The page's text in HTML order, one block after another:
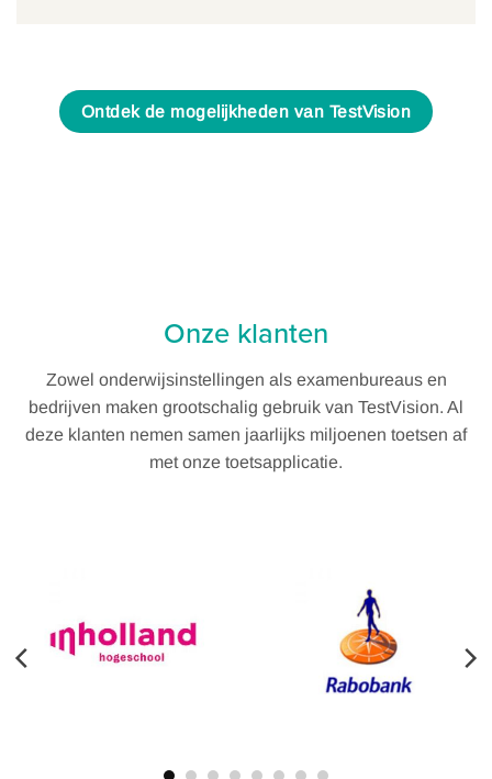
Ontdek de mogelijkheden van TestVision
Onze klanten
Zowel onderwijsinstellingen als examenbureaus en
bedrijven maken grootschalig gebruik van TestVision. Al
deze klanten nemen samen jaarlijks miljoenen toetsen af
met onze toetsapplicatie.